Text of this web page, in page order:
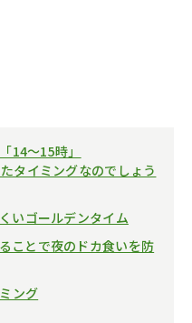
14〜15時」
タイミングなのでしょう
いゴールデンタイム
ことで夜のドカ食いを防
ング